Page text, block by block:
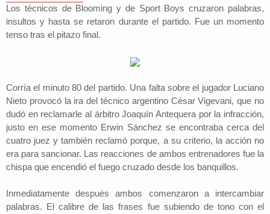
Los técnicos de Blooming y de Sport Boys cruzaron palabras,
insultos y hasta se retaron durante el partido. Fue un momento
tenso tras el pitazo final.
Corría el minuto 80 del partido. Una falta sobre el jugador Luciano
Nieto provocó la ira del técnico argentino César Vigevani, que no
dudó en reclamarle al árbitro Joaquín Antequera por la infracción,
justo en ese momento Erwin Sánchez se encontraba cerca del
cuatro juez y también reclamó porque, a su criterio, la acción no
era para sancionar. Las reacciones de ambos entrenadores fue la
chispa que encendió el fuego cruzado desde los banquillos.
Inmediatamente después ambos comenzaron a intercambiar
palabras. El calibre de las frases fue subiendo de tono con el
Mundo
Lee Más